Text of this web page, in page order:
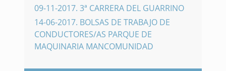
09-11-2017. 3ª CARRERA DEL GUARRINO
14-06-2017. BOLSAS DE TRABAJO DE
CONDUCTORES/AS PARQUE DE
MAQUINARIA MANCOMUNIDAD